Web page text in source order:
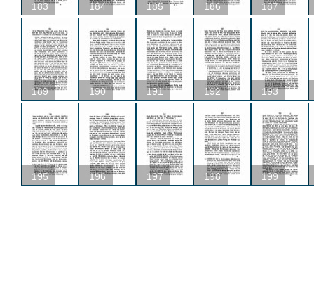
183 184 185 186 187
189 190 191 192 193
195 196 197 198 199